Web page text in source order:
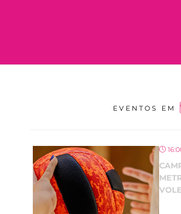
EVENTOS EM